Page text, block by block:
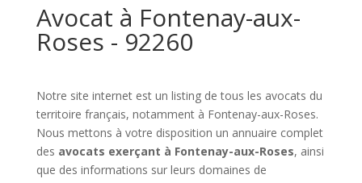
Avocat à Fontenay-aux-
Roses - 92260
Notre site internet est un listing de tous les avocats du
territoire français, notamment à Fontenay-aux-Roses.
Nous mettons à votre disposition un annuaire complet
des avocats exerçant à Fontenay-aux-Roses, ainsi
que des informations sur leurs domaines de